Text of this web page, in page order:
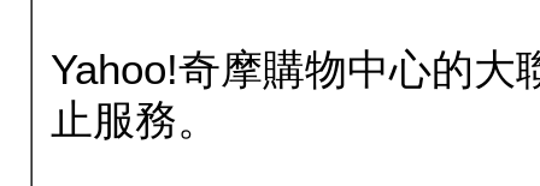
Yahoo!奇摩購物中心的大
止服務。